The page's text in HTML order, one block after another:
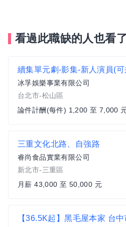
看過此職缺的人也看
續集單元劇-影集-新人演員(
冰孚娛樂事業有限公司
台北市-松山區
論件計酬(每件) 1,200 至 7,000
三重文化北路、自強路
睿尚食品實業有限公司
新北市-三重區
月薪 43,000 至 50,000 元
【36.5K起】黑毛屋本家 台